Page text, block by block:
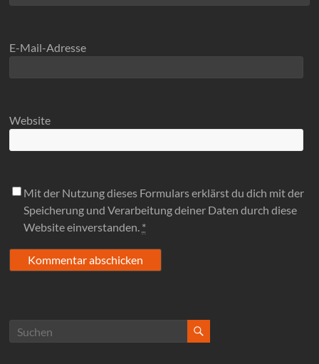
E-Mail-Adresse
Website
Mit der Nutzung dieses Formulars erklärst du dich mit der
Speicherung und Verarbeitung deiner Daten durch diese
Website einverstanden. *